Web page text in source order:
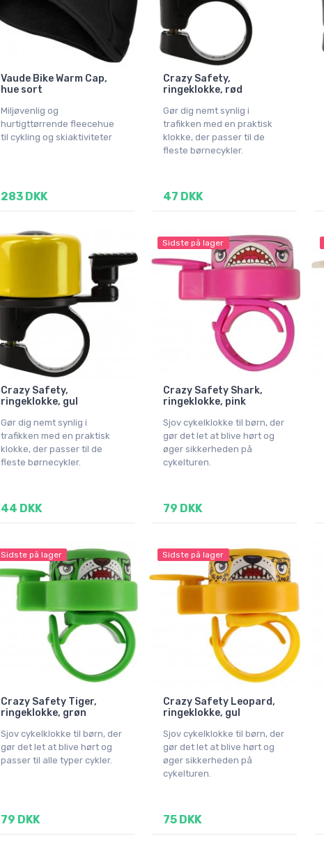
Vaude Bike Warm Cap,
hue sort
Miljøvenlig og
hurtigttørrende fleecehue
til cykling og skiaktiviteter
283 DKK
Crazy Safety,
ringeklokke, rød
Gør dig nemt synlig i
trafikken med en praktisk
klokke, der passer til de
fleste børnecykler.
47 DKK
Crazy Safety,
ringeklokke, gul
Gør dig nemt synlig i
trafikken med en praktisk
klokke, der passer til de
fleste børnecykler.
44 DKK
Sidste på lager
Crazy Safety Shark,
ringeklokke, pink
Sjov cykelklokke til børn, der
gør det let at blive hørt og
øger sikkerheden på
cykelturen.
79 DKK
Sidste på lager
Crazy Safety Tiger,
ringeklokke, grøn
Sjov cykelklokke til børn, der
gør det let at blive hørt og
passer til alle typer cykler.
79 DKK
Sidste på lager
Crazy Safety Leopard,
ringeklokke, gul
Sjov cykelklokke til børn, der
gør det let at blive hørt og
øger sikkerheden på
cykelturen.
75 DKK